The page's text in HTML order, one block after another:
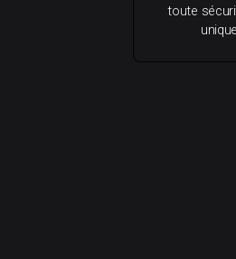
toute